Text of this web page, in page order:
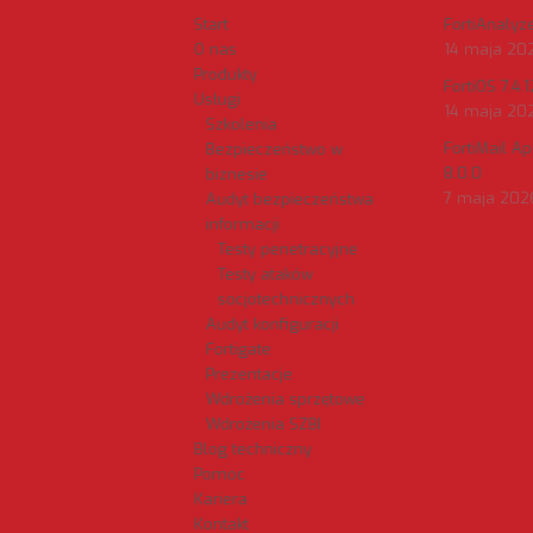
Start
O nas
Produkty
Usługi
Szkolenia
Bezpieczeństwo w
biznesie
Audyt bezpieczeństwa
informacji
Testy penetracyjne
Testy ataków
socjotechnicznych
Audyt konfiguracji
Fortigate
Prezentacje
Wdrożenia sprzętowe
Wdrożenia SZBI
Blog techniczny
Pomoc
Kariera
Kontakt
14 maja
FortiOS
14 maja
FortiMail
8.0.0
7 maja